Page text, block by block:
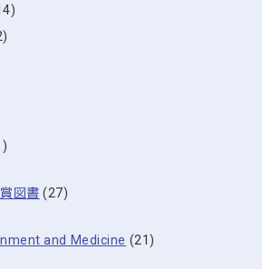
図書 (27)
and Medicine (21)